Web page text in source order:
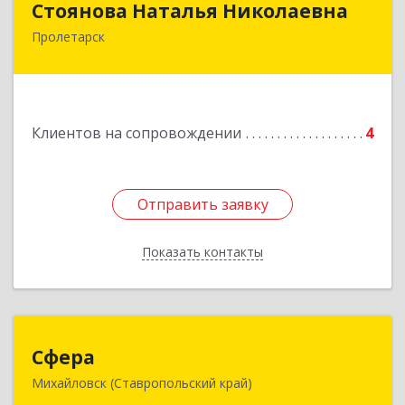
Стоянова Наталья Николаевна
Пролетарск
Клиентов на сопровождении 4
Отправить заявку
Показать контакты
Отправить заявку
Назад
Сфера
Михайловск (Ставропольский край)
356240, Ставропольский край, Шпаковский р-